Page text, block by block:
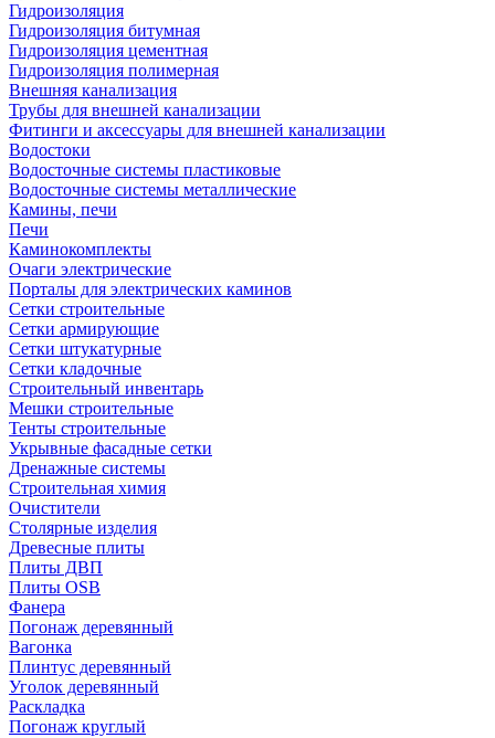
Гидроизоляция
Гидроизоляция битумная
Гидроизоляция цементная
Гидроизоляция полимерная
Внешняя канализация
Трубы для внешней канализации
Фитинги и аксессуары для внешней канализации
Водостоки
Водосточные системы пластиковые
Водосточные системы металлические
Камины, печи
Печи
Каминокомплекты
Очаги электрические
Порталы для электрических каминов
Сетки строительные
Сетки армирующие
Сетки штукатурные
Сетки кладочные
Строительный инвентарь
Мешки строительные
Тенты строительные
Укрывные фасадные сетки
Дренажные системы
Строительная химия
Очистители
Столярные изделия
Древесные плиты
Плиты ДВП
Плиты OSB
Фанера
Погонаж деревянный
Вагонка
Плинтус деревянный
Уголок деревянный
Раскладка
Погонаж круглый